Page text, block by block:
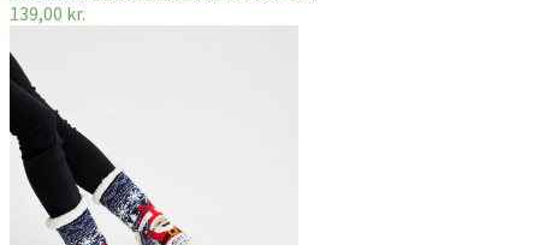
139,00 kr.